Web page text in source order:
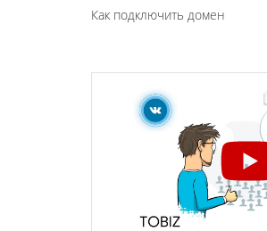
Как подключить домен